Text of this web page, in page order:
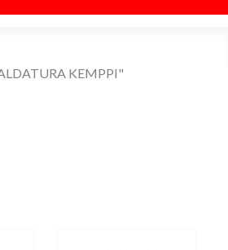
KEMPPI"